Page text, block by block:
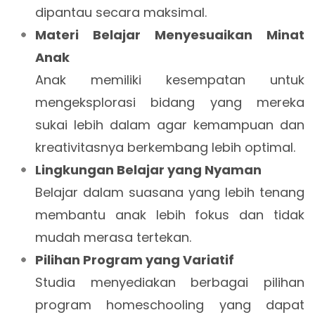
dipantau secara maksimal.
Materi Belajar Menyesuaikan Minat
Anak
Anak memiliki kesempatan untuk
mengeksplorasi bidang yang mereka
sukai lebih dalam agar kemampuan dan
kreativitasnya berkembang lebih optimal.
Lingkungan Belajar yang Nyaman
Belajar dalam suasana yang lebih tenang
membantu anak lebih fokus dan tidak
mudah merasa tertekan.
Pilihan Program yang Variatif
Studia menyediakan berbagai pilihan
program homeschooling yang dapat